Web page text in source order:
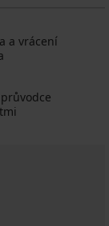
a vrácení